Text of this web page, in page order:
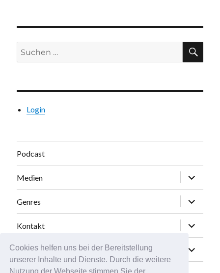
Cookies helfen uns bei der Bereitstellung
unserer Inhalte und Dienste. Durch die weitere
Suchen
nach:
Login
Podcast
Medien
öffnen
Genres
öffnen
Kontakt
öffnen
Abonnieren
öffnen